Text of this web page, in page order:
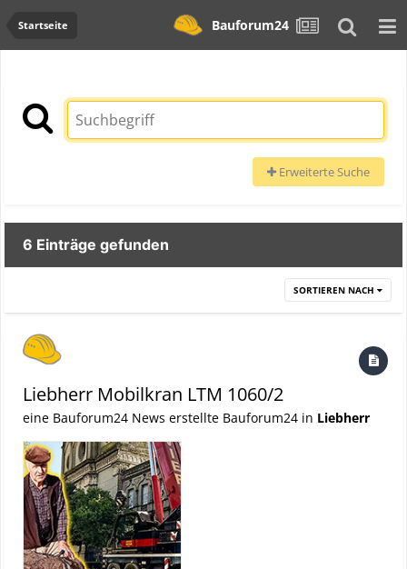
Startseite Bauforum24
Erweiterte Suche
6 Einträge gefunden
SORTIEREN NACH
Liebherr Mobilkran LTM 1060/2
eine Bauforum24 News erstellte Bauforum24 in Liebherr